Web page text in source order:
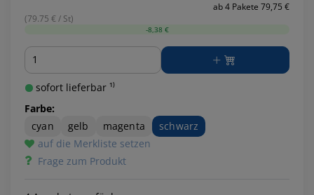
ab 4 Pakete 79,75 €
(79.75 € / St)
-8,38 €
Menge
sofort lieferbar ¹⁾
Farbe:
cyan
gelb magenta
schwarz
auf die Merkliste setzen
Frage zum Produkt